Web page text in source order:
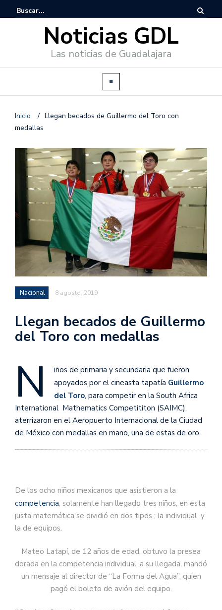
Noticias GDL
Las noticias de Guadalajara
Inicio / Llegan becados de Guillermo del Toro con
medallas
Nacional 8 agosto, 2019
Llegan becados de Guillermo
del Toro con medallas
N
iños de primaria y secundaria que fueron
apoyados por el cineasta tapatía Guillermo
del Toro, para competir en la South Africa
International Mathematics Competititon (SAIMC),
aterrizaron en el Aeropuerto Internacional de la Ciudad
de México con medallas en mano, una de estas de oro.
De los ocho niños mexicanos que asistieron a la
competencia, solamente han llegado tres niños, en esta
justa matemática se dividió en dos tipos ; la individual y
la de equipos.
Mateo Latapí, de 12 años de edad, obtuvo la presea
dorada en la competencia individual, a su llegada, mandó
un mensaje al director de “La Forma del Agua”, quien
pagó el boleto de avión del equipo.